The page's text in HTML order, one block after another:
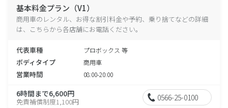
基本料金プラン（V1）
商用車のレンタル、お得な割引料金や予約、乗り捨てなどの詳細
は、こちらから各店舗にお電話ください。
代表車種 プロボックス 等
ボディタイプ 商用車
営業時間 08:00-20:00
6時間まで6,600円
免責補償制度1,100円 0566-25-0100